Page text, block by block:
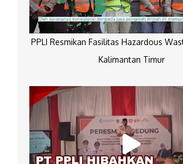
PPLI Resmikan Fasilitas Hazardous
Kalimantan Timur